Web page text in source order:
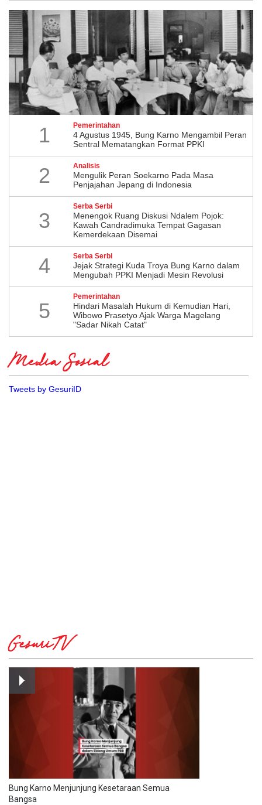
1 Pemerintahan
4 Agustus 1945, Bung Karno Mengambil Peran
Sentral Mematangkan Format PPKI
2 Analisis
Mengulik Peran Soekarno Pada Masa
Penjajahan Jepang di Indonesia
3
Serba Serbi
Menengok Ruang Diskusi Ndalem Pojok:
Kawah Candradimuka Tempat Gagasan
Kemerdekaan Disemai
4 Serba Serbi
Jejak Strategi Kuda Troya Bung Karno dalam
Mengubah PPKI Menjadi Mesin Revolusi
5
Pemerintahan
Hindari Masalah Hukum di Kemudian Hari,
Wibowo Prasetyo Ajak Warga Magelang
"Sadar Nikah Catat"
Media Sosial
Tweets by GesuriID
GesuriTV
Bung Karno Menjunjung Kesetaraan Semua
Bangsa